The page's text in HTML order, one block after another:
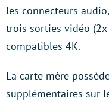
les connecteurs
trois sorties vidéo (2x
compatibles 4K.
La carte mère
supplémentaires sur